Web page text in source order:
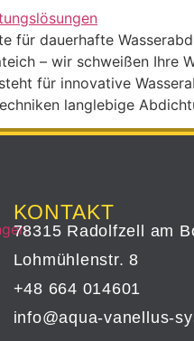
für dauerhafte
– wir schweißen Ihre
für innovative
langlebige
KONTAKT
78315 Radolfzell am
Lohmühlenstr. 8
+48 664 014601
info@aqua-vanellus-